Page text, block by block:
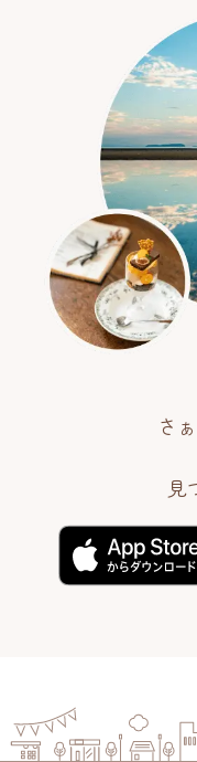
さ
見